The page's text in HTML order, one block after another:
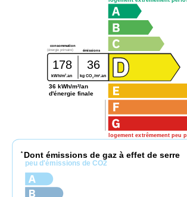
logement extrêmement peu
consommation
émissions
(énergie primaire)
178 36
kWh/m2.an kg CO2 /m2 .an
36 kWh/m²/an
d'énergie finale
* Dont émissions de gaz à effet de serre
peu d'émissions de CO2